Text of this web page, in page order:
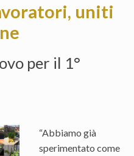
uniti
per il 1°
“Abbiamo già
sperimentato come